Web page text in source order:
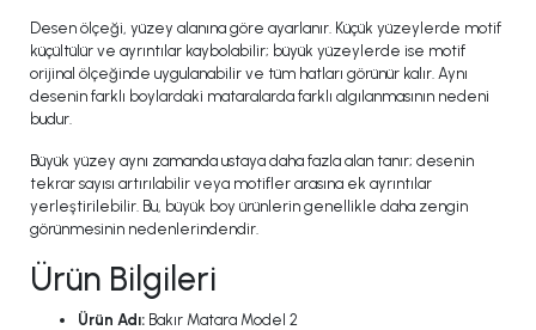
Desen ölçeği, yüzey alanına göre ayarlanır. Küçük yüzeylerde motif
küçültülür ve ayrıntılar kaybolabilir; büyük yüzeylerde ise motif
orijinal ölçeğinde uygulanabilir ve tüm hatları görünür kalır. Aynı
desenin farklı boylardaki mataralarda farklı algılanmasının nedeni
budur.
Büyük yüzey aynı zamanda ustaya daha fazla alan tanır; desenin
tekrar sayısı artırılabilir veya motifler arasına ek ayrıntılar
yerleştirilebilir. Bu, büyük boy ürünlerin genellikle daha zengin
görünmesinin nedenlerindendir.
Ürün Bilgileri
Ürün Adı: Bakır Matara Model 2